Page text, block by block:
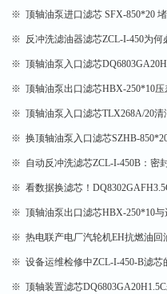
※ 顶轴油泵进口滤芯 SFX-850*20
※ 反冲洗滤油器滤芯ZCL-I-450为何
※ 顶轴油泵入口滤芯
※ 顶轴油泵出口滤芯HBX-250*10压
※ 顶轴油泵入口滤芯TLX268A/20清
※ 换顶轴油泵入口滤芯SZHB-
※ 自动反冲洗滤芯ZCL-I-450B：密
※ 看数据换滤芯！
※ 顶轴油泵出口滤芯HBX-250*10与
※ 热电联产电厂汽轮机EH抗燃油回
※ 设备运维检修中ZCL-I-450-B滤芯
※ 顶轴装置滤芯